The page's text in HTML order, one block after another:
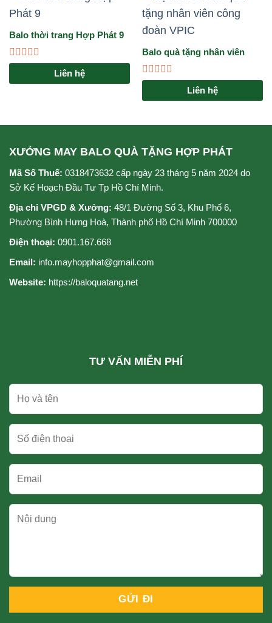
Balo thời trang Hợp Phát 9
Được
hạng
Liên hệ
Balo quà tặng nhân viên
Công Đoàn VPIC
Được
hạng
Liên hệ
XƯỞNG MAY BALO QUÀ TẶNG HỢP PHÁT
Mã Số Thuế: 0318473632 cấp ngày 23 tháng 5 năm 2024 do
Sở Kế Hoạch Đầu Tư Tp Hồ Chí Minh.
Địa chỉ VPGD & Xưởng: 48/1 Đường Số 3, Khu Phố 6,
Phường Bình Hưng Hoà, Thành phố Hồ Chí Minh 700000
Điện thoại: 0901.167.668
Email: info.mayhopphat@gmail.com
Website: https://baloquatang.net
TƯ VẤN MIỄN PHÍ